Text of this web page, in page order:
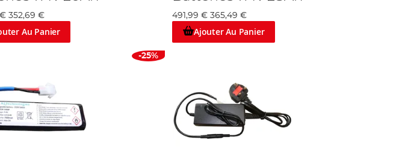
352,69 €
Au Panier
491,99 € 365,49 €
Ajouter Au Panier
-25%